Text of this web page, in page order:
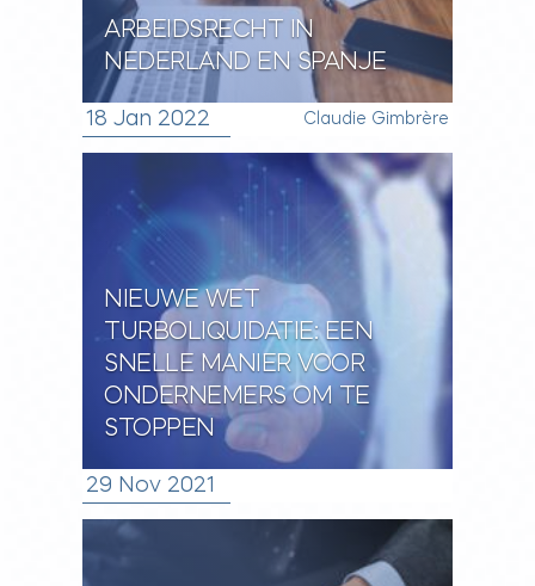
ARBEIDSRECHT IN
NEDERLAND EN SPANJE
18 Jan 2022 Claudie Gimbrère
NIEUWE WET
TURBOLIQUIDATIE: EEN
SNELLE MANIER VOOR
ONDERNEMERS OM TE
STOPPEN
29 Nov 2021